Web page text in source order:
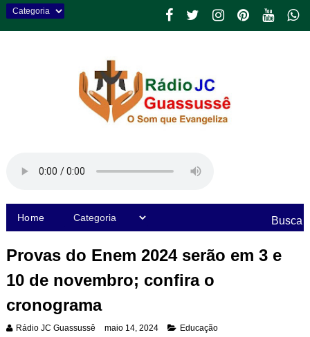
Home Busca
Provas do Enem 2024 serão em 3 e
10 de novembro; confira o
cronograma
Rádio JC Guassussê maio 14, 2024 Educação